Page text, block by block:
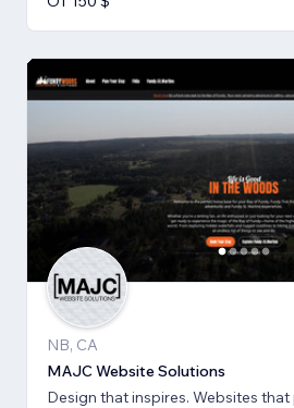
NB, CA
MAJC Website Solutions
Design that inspires. Websites